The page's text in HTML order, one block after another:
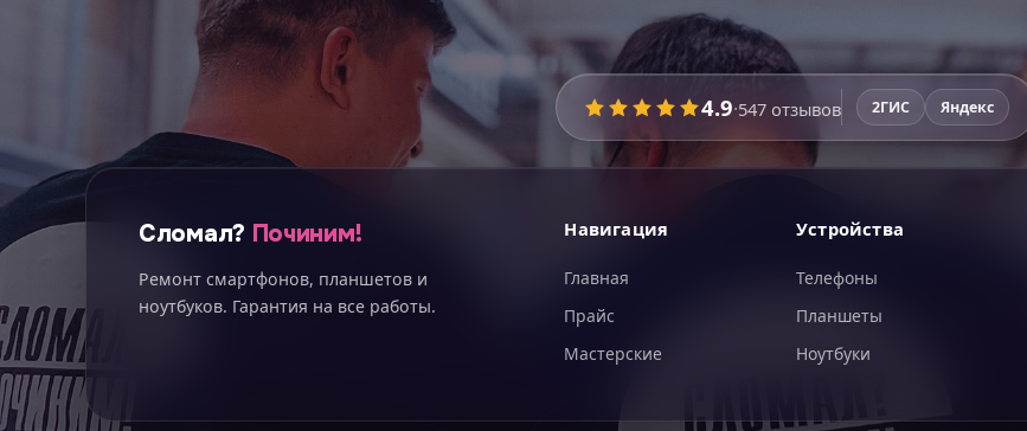
4.9·547 отзывов 2ГИС Яндекс
Сломал? Починим!
Ремонт смартфонов, планшетов и
ноутбуков. Гарантия на все работы.
Навигация
Главная
Прайс
Мастерские
Устройства
Телефоны
Планшеты
Ноутбуки